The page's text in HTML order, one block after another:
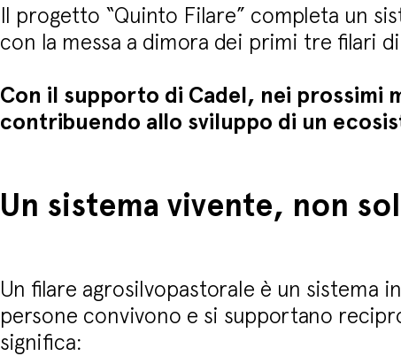
Il progetto “Quinto Filare” completa un
con la messa a dimora dei primi tre filari
Con il supporto di Cadel, nei prossimi
contribuendo allo sviluppo di un
Un sistema vivente, non
Un filare agrosilvopastorale è un sistema
persone convivono e si supportano
significa: